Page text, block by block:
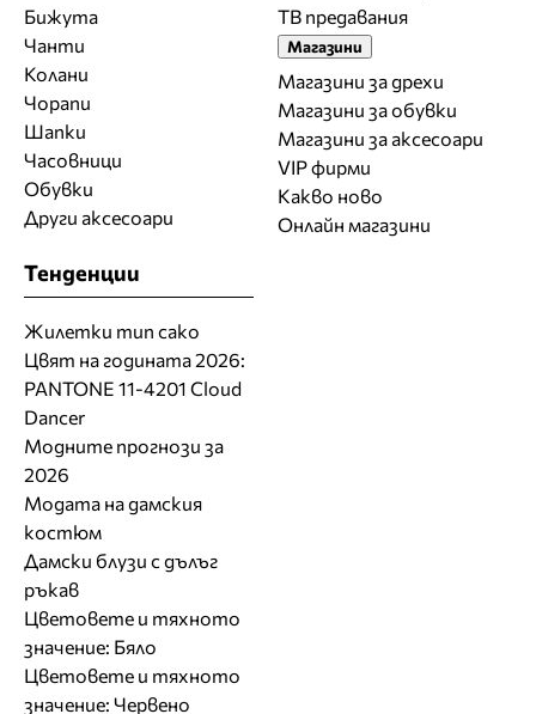
Бижута
Чанти
Колани
Чорапи
Шапки
Часовници
Обувки
Други аксесоари
ТВ предавания
Магазини
Магазини за дрехи
Магазини за обувки
Магазини за aксесоари
VIP фирми
Какво ново
Онлайн магазини
Тенденции
Жилетки тип сако
Цвят на годината 2026:
PANTONE 11-4201 Cloud
Dancer
Модните прогнози за
2026
Модата на дамския
костюм
Дамски блузи с дълъг
ръкав
Цветовете и тяхното
значение: Бяло
Цветовете и тяхното
значение: Червено